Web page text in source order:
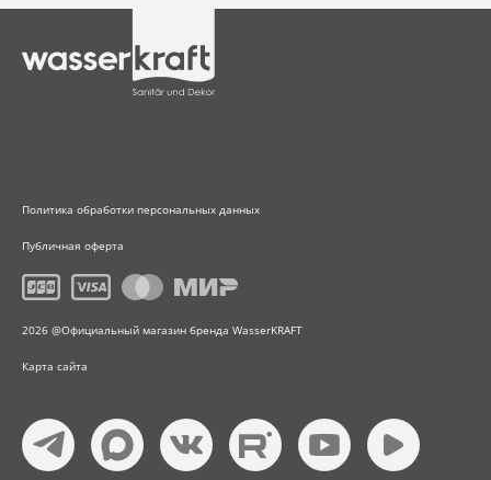
Политика обработки персональных данных
Публичная оферта
2026 @Официальный магазин бренда WasserKRAFT
Карта сайта